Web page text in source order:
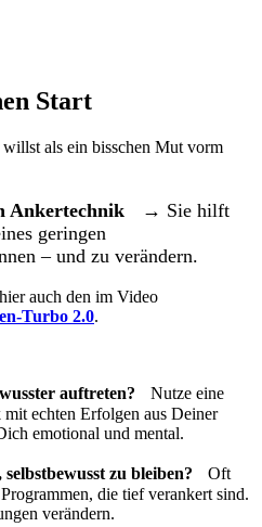
Start
als ein bisschen Mut vorm
Ankertechnik
→ Sie hilft
geringen
– und zu verändern.
auch den im Video
Turbo 2.0.
auftreten? Nutze eine
echten Erfolgen aus Deiner
emotional und mental.
zu bleiben?
Oft
die tief verankert sind.
verändern.